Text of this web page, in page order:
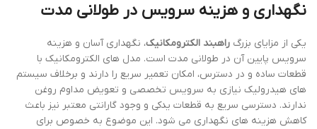
نگهداری و هزینه سرویس در طولانی مدت
یکی از مزایای بزرگ راهبند الکترومکانیک، نگهداری آسان و هزینه
سرویس پایین آن در طولانی مدت است. مدل های الکترومکانیک با
قطعات ساده و در دسترس، امکان تعمیر سریع را دارند و برخلاف سیستم
های هیدرولیک نیازی به سرویس تخصصی و تعویض مداوم روغن
ندارند. دسترسی سریع به قطعات یدکی و وجود گارانتی معتبر نیز باعث
کاهش هزینه های نگهداری می شود. این موضوع به خصوص برای